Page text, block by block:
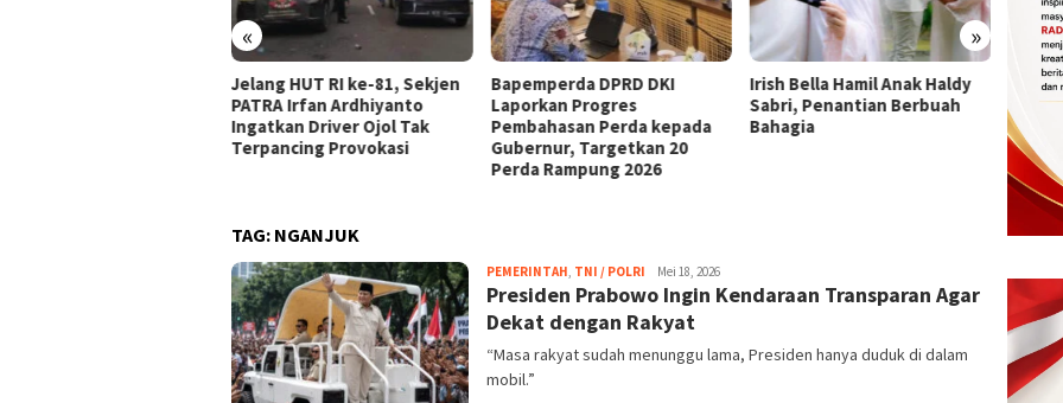
« »
Bapemperda DPRD DKI
Laporkan Progres
Pembahasan Perda kepada
Gubernur, Targetkan 20
Irish Bella Hamil Anak Haldy
Sabri, Penantian Berbuah
Bahagia
SIAL Food & Drinks Indonesia
2026 Dorong Daya Saing
Industri Pangan Nasional
Baru,
TAG: NGANJUK
PEMERINTAH TNI / POLRI Redaksi
Mei 18, 2026
Presiden Prabowo Ingin Kendaraan Transparan Agar
Dekat dengan Rakyat
“Masa rakyat sudah menunggu lama, Presiden hanya duduk di dalam
mobil.”